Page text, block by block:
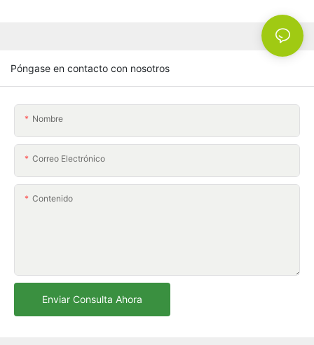
Póngase en contacto con nosotros
Nombre
Correo Electrónico
Contenido
Enviar Consulta Ahora